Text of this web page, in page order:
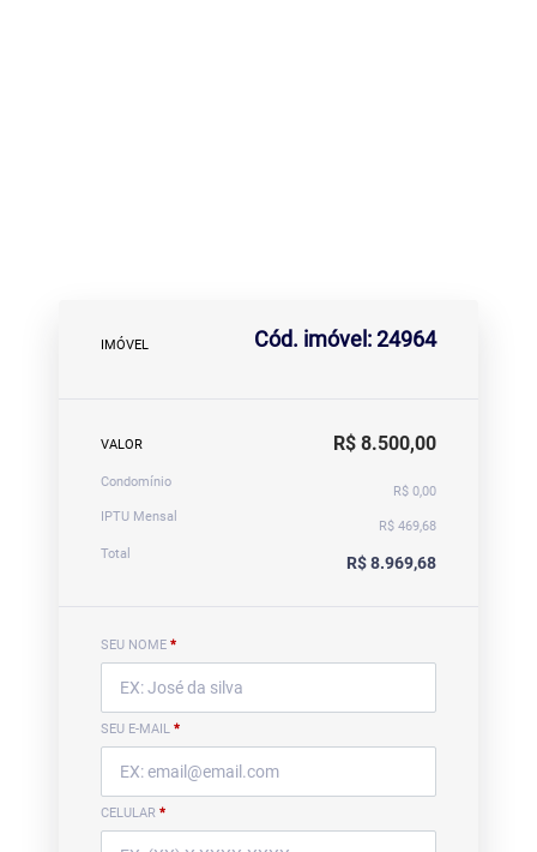
IMÓVEL Cód. imóvel: 24964
VALOR R$ 8.500,00
Condomínio
R$ 0,00
IPTU Mensal
R$ 469,68
Total
R$ 8.969,68
SEU NOME *
SEU E-MAIL *
CELULAR *